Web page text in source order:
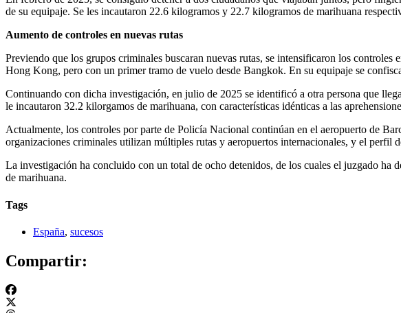
de su equipaje. Se les incautaron 22.6 kilogramos y 22.7 kilogramos de marihuana
Aumento de controles en nuevas rutas
Previendo que los grupos criminales buscaran nuevas rutas, se intensificaron los
Hong Kong, pero con un primer tramo de vuelo desde Bangkok. En su equipaje se
Continuando con dicha investigación, en julio de 2025 se identificó a otra persona que
le incautaron 32.2 kilorgamos de marihuana, con características idénticas a las
Actualmente, los controles por parte de Policía Nacional continúan en el aeropuerto de
organizaciones criminales utilizan múltiples rutas y aeropuertos internacionales, y el perfil
La investigación ha concluido con un total de ocho detenidos, de los cuales el juzgado
de marihuana.
Tags
España, sucesos
Compartir: